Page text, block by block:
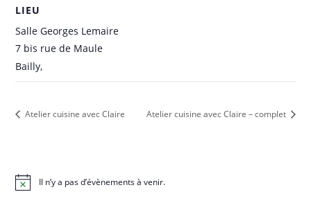
LIEU
Salle Georges Lemaire
7 bis rue de Maule
Bailly,
Atelier cuisine avec Claire Atelier cuisine avec Claire – complet
N
Il n’y a pas d’évènements à venir.